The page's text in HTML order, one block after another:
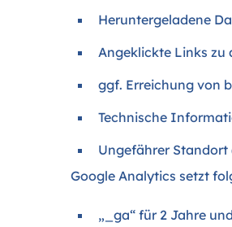
Heruntergeladene
Angeklickte Links zu
ggf. Erreichung von
Technische
Ungefährer
Google Analytics setzt
„_ga“ für 2 Jahre